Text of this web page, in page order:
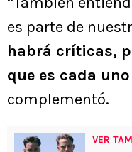
es parte de
habrá críticas,
que es cada
complementó.
VER